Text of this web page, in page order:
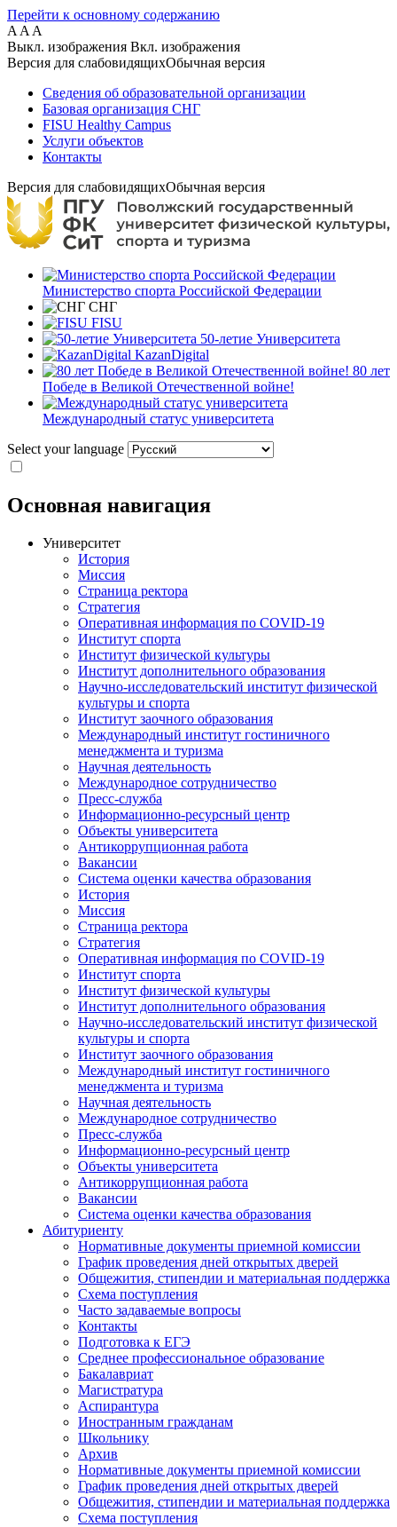
Перейти к основному содержанию
A A A
Выкл. изображения Вкл. изображения
Версия для слабовидящихОбычная версия
Сведения об образовательной организации
Базовая организация СНГ
FISU Healthy Campus
Услуги объектов
Контакты
Версия для слабовидящихОбычная версия
Министерство спорта Российской Федерации
СНГ
FISU
50-летие Университета
KazanDigital
80 лет
Победе в Великой Отечественной войне!
Международный статус университета
Select your language
Основная навигация
Университет
История
Миссия
Страница ректора
Стратегия
Оперативная информация по COVID-19
Институт спорта
Институт физической культуры
Институт дополнительного образования
Научно-исследовательский институт физической
культуры и спорта
Институт заочного образования
Международный институт гостиничного
менеджмента и туризма
Научная деятельность
Международное сотрудничество
Пресс-служба
Информационно-ресурсный центр
Объекты университета
Антикоррупционная работа
Вакансии
Система оценки качества образования
История
Миссия
Страница ректора
Стратегия
Оперативная информация по COVID-19
Институт спорта
Институт физической культуры
Институт дополнительного образования
Научно-исследовательский институт физической
культуры и спорта
Институт заочного образования
Международный институт гостиничного
менеджмента и туризма
Научная деятельность
Международное сотрудничество
Пресс-служба
Информационно-ресурсный центр
Объекты университета
Антикоррупционная работа
Вакансии
Система оценки качества образования
Абитуриенту
Нормативные документы приемной комиссии
График проведения дней открытых дверей
Общежития, стипендии и материальная поддержка
Схема поступления
Часто задаваемые вопросы
Контакты
Подготовка к ЕГЭ
Среднее профессиональное образование
Бакалавриат
Магистратура
Аспирантура
Иностранным гражданам
Школьнику
Архив
Нормативные документы приемной комиссии
График проведения дней открытых дверей
Общежития, стипендии и материальная поддержка
Схема поступления